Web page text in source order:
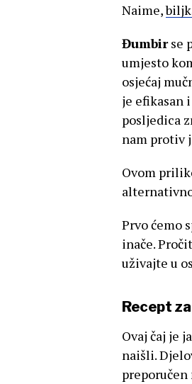
Naime,
Đumbirse
umjesto
osjećaj
je efikasan
posljedica
nam protiv
Ovom
Prvo ćemo
inače.
uživajte u
Recept
Ovaj čaj je
naišli.